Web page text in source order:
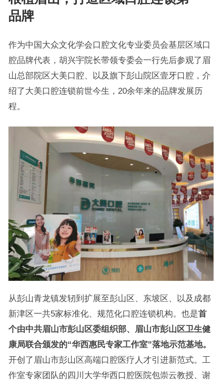
品牌
作为中国大众文化学会口腔文化专业委员会基层区域口
腔品牌代表，胡兴宇院长带领专委会一行先后参观了眉
山总部院区大美口腔、以及旗下彭山院区壹牙口腔，介
绍了大美口腔连锁前世今生，20余年来的品牌发展历
程。
从彭山青龙镇发轫到扩展至彭山区、东坡区、以及成都
新津区一共5家标准化、规范化口腔连锁机构。也是首
个由中共眉山市彭山区委组织部、眉山市彭山区卫生健
康局联合颁发的“华西惠民专家工作室”落地示范基地。
开创了眉山市彭山区高端口腔医疗人才引进新范式。工
作室专家团队的四川大学华西口腔医院包崇云教授、谢